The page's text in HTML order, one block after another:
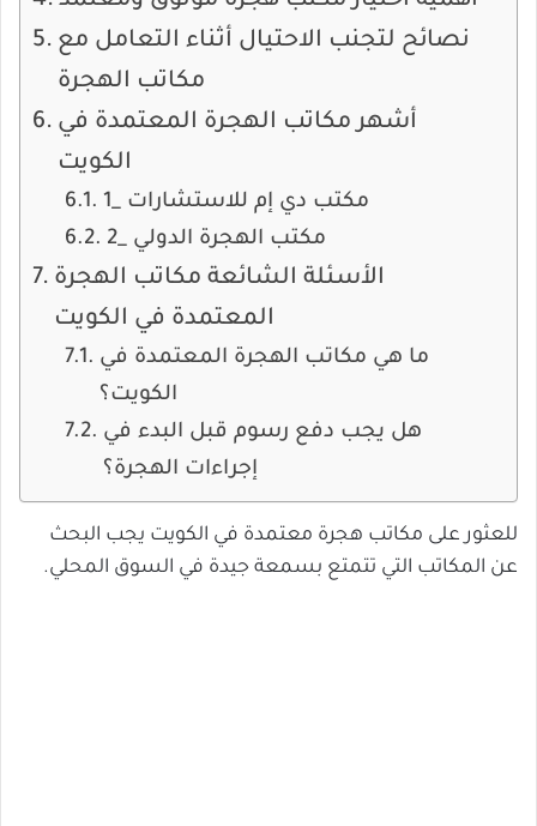
نصائح لتجنب الاحتيال أثناء التعامل مع
مكاتب الهجرة
أشهر مكاتب الهجرة المعتمدة في
الكويت
1_ مكتب دي إم للاستشارات
2_ مكتب الهجرة الدولي
الأسئلة الشائعة مكاتب الهجرة
المعتمدة في الكويت
ما هي مكاتب الهجرة المعتمدة في
الكويت؟
هل يجب دفع رسوم قبل البدء في
إجراءات الهجرة؟
للعثور على مكاتب هجرة معتمدة في الكويت يجب البحث
عن المكاتب التي تتمتع بسمعة جيدة في السوق المحلي.